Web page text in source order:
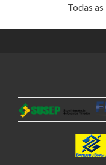
Todas